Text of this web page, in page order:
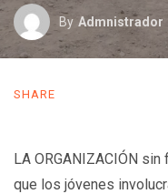
By Admnistrador
SHARE
LA ORGANIZACIÓN
que los jóvenes